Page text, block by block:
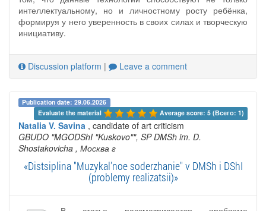
интеллектуальному, но и личностному росту ребёнка,
формируя у него уверенность в своих силах и творческую
инициативу.
Discussion platform | Leave a comment
Publication date: 29.06.2026
Evaluate the material
Average score: 5 (Всего: 1)
Natalia V. Savina , candidate of art criticism
GBUDO "MGODShI "Kuskovo"", SP DMSh im. D.
Shostakovicha , Москва г
«Distsiplina "Muzykal'noe soderzhanie" v DMSh i DShI
(problemy realizatsii)»